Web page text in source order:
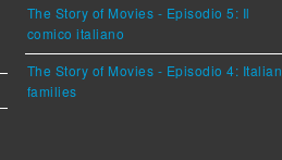
The Story of Movies - Episodio 5: Il
comico italiano
The Story of Movies - Episodio 4: Italian
families